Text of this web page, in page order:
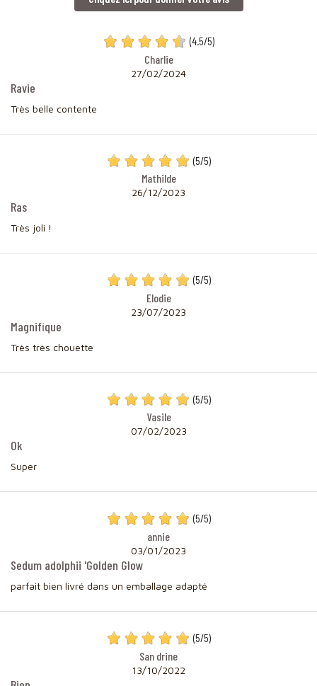
(4.5/5)
Charlie
27/02/2024
Ravie
Très belle contente
(5/5)
Mathilde
26/12/2023
Ras
Très joli !
(5/5)
Elodie
23/07/2023
Magnifique
Très très chouette
(5/5)
Vasile
07/02/2023
Ok
Super
(5/5)
annie
03/01/2023
Sedum adolphii 'Golden Glow
parfait bien livré dans un emballage adapté
(5/5)
San drine
13/10/2022